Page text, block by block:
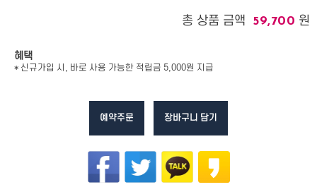
총 상품 금액 59,700 원
혜택
* 신규가입 시, 바로 사용 가능한 적립금 5,000원 지급
예약주문 장바구니 담기